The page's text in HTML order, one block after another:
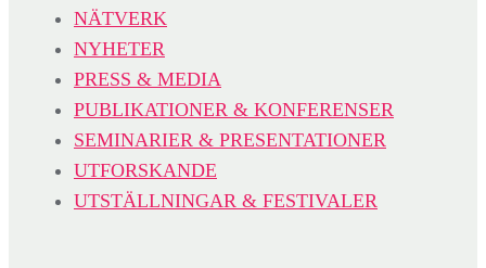
NÄTVERK
NYHETER
PRESS & MEDIA
PUBLIKATIONER & KONFERENSER
SEMINARIER & PRESENTATIONER
UTFORSKANDE
UTSTÄLLNINGAR & FESTIVALER